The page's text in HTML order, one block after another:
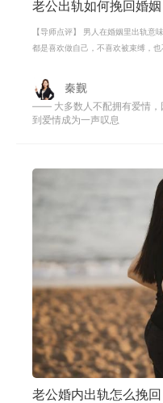
老公出轨如何挽回婚姻
【导师点评】 男人在婚姻里出轨意
都是喜欢做自己，不喜欢被束缚，
秦觐
—— 大多数人不配拥有爱情，
到爱情成为一声叹息
老公婚内出轨怎么挽回